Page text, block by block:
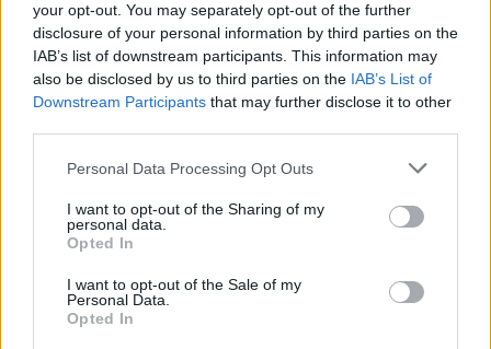
your opt-out. You may separately opt-out of the further
disclosure of your personal information by third parties on the
IAB’s list of downstream participants. This information may
also be disclosed by us to third parties on the IAB’s List of
Downstream Participants that may further disclose it to other
Personal Data Processing Opt Outs
I want to opt-out of the Sharing of my
personal data.
Opted In
I want to opt-out of the Sale of my
Personal Data.
Opted In
Samoa 5 (-162, 8 mete)
Hong Kong 0 (-206, 3 mete)
Gruppo B
Stati Uniti 14 (+41, 12 mete)
Uruguay 10 (+17, 10 mete)
Kenya 0 (-79, 3 mete)